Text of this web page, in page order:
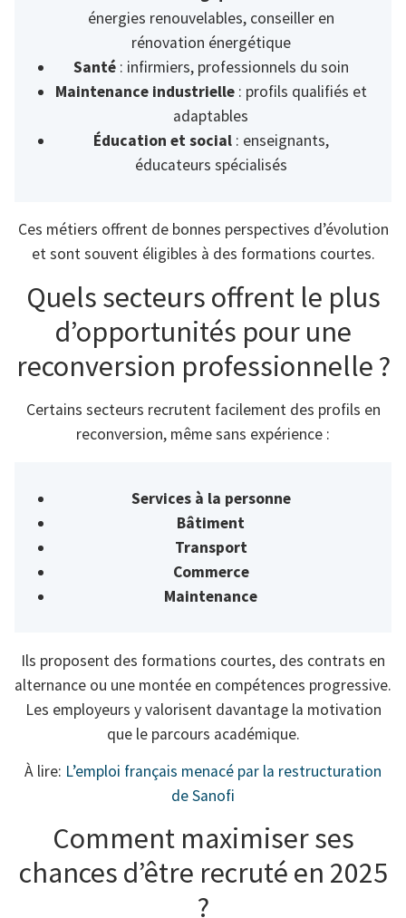
énergies renouvelables, conseiller en
rénovation énergétique
Santé: infirmiers, professionnels du soin
Maintenance industrielle: profils qualifiés et
adaptables
Éducation et social: enseignants,
éducateurs spécialisés
Ces métiers offrent de bonnes perspectives d’évolution
et sont souvent éligibles à des formations courtes.
Quels secteurs offrent le plus
d’opportunités pour une
reconversion professionnelle ?
Certains secteurs recrutent facilement des profils en
reconversion, même sans expérience :
Services à la personne
Bâtiment
Transport
Commerce
Maintenance
Ils proposent des formations courtes, des contrats en
alternance ou une montée en compétences progressive.
Les employeurs y valorisent davantage la motivation
que le parcours académique.
À lire: L’emploi français menacé par la restructuration
de Sanofi
Comment maximiser ses
chances d’être recruté en 2025
?